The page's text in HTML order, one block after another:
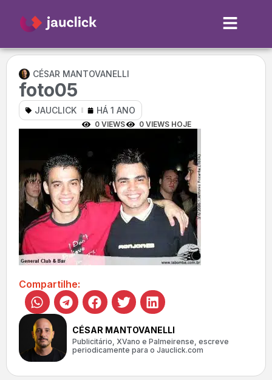
CÉSAR MANTOVANELLI
foto05
JAUCLICK HÁ 1 ANO
0 VIEWS 0 VIEWS HOJE
Compartilhe:
CÉSAR MANTOVANELLI
Publicitário, XVano e Palmeirense, escreve
periodicamente para o Jauclick.com